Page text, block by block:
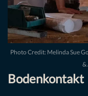
Photo Credit: Melinda Sue
&
Bodenkontakt